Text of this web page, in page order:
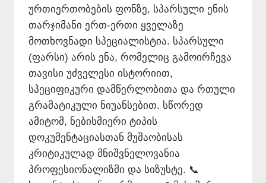
ურთიერთობების ფონზე, სპარსული ენის
თარჯიმანი ერთ-ერთი ყველაზე
მოთხოვნადი სპეციალისტია. სპარსული
(ფარსი) არის ენა, რომელიც გამოირჩევა
თავისი უძველესი ისტორიით,
სპეციფიკური დამწერლობითა და რთული
გრამატიკული ნიუანსებით. სწორედ
ამიტომ, ნებისმიერი ტიპის
დოკუმენტაციასთან მუშაობისას
კრიტიკულად მნიშვნელოვანია
პროფესიონალიზმი და სიზუსტე. 📞